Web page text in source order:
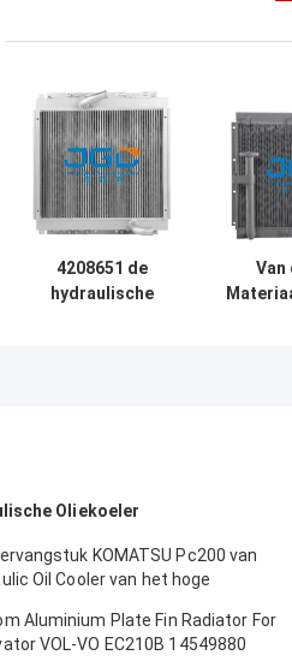
4208651 de
hydraulische
Van
Oliekoeler
KOMATSU Pc200 van
Oil Cooler van het hoge
Aluminium Plate Fin Radiator For
VOL-VO EC210B 14549880